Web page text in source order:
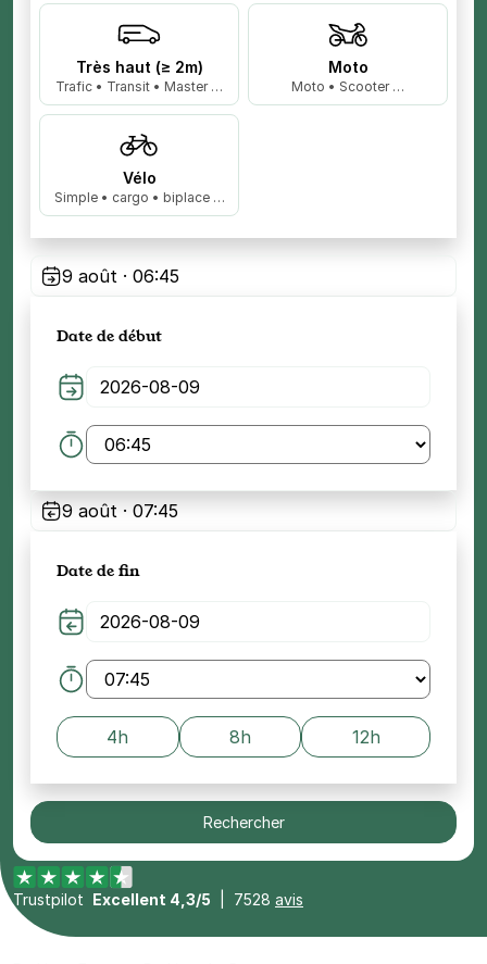
Très haut (≥ 2m)
Trafic • Transit • Master …
Moto
Moto • Scooter …
Vélo
Simple • cargo • biplace …
9 août · 06:45
Date de début
9 août · 07:45
Date de fin
4h 8h 12h
Rechercher
Trustpilot Excellent 4,3/5 7528 avis